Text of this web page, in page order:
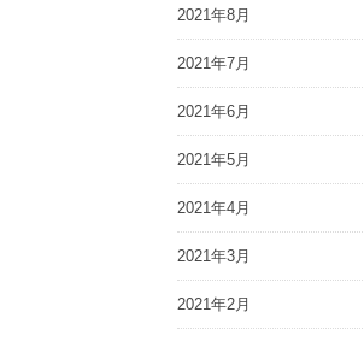
2021年8月
2021年7月
2021年6月
2021年5月
2021年4月
2021年3月
2021年2月